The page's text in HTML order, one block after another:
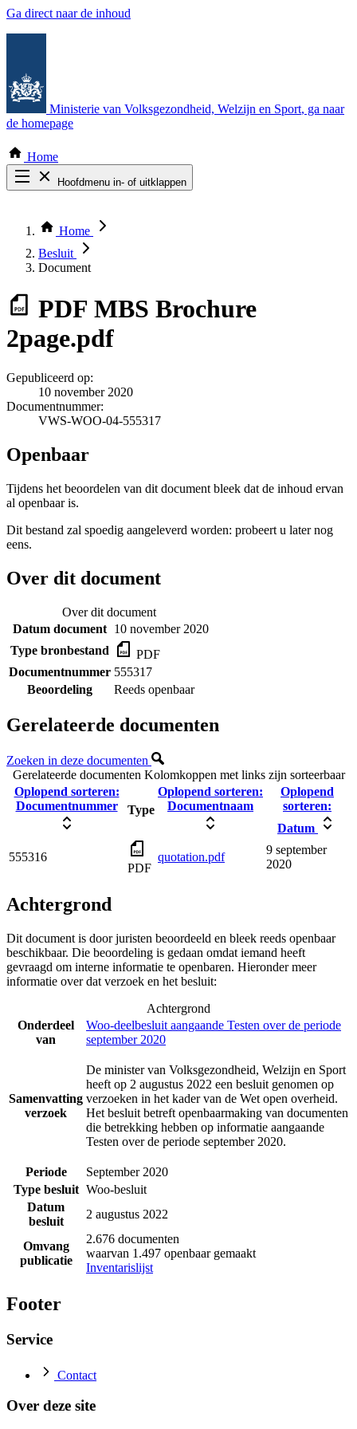
Ga direct naar de inhoud
Ministerie van Volksgezondheid, Welzijn en Sport, ga naar
de homepage
Home
Hoofdmenu in- of uitklappen
Thema COVID-19
Bekijk per bestuursorgaan
Home
Besluit
Document
PDF MBS Brochure
2page.pdf
Gepubliceerd op:
10 november 2020
Documentnummer:
VWS-WOO-04-555317
Openbaar
Tijdens het beoordelen van dit document bleek dat de inhoud ervan
al openbaar is.
Dit bestand zal spoedig aangeleverd worden: probeert u later nog
eens.
Over dit document
Over dit document
Datum document 10 november 2020
Type bronbestand
PDF
Documentnummer 555317
Beoordeling
Reeds openbaar
Gerelateerde documenten
Zoeken in deze documenten
Gerelateerde documenten Kolomkoppen met links zijn sorteerbaar
Oplopend sorteren:
Documentnummer
Type
Oplopend sorteren:
Documentnaam
Oplopend
sorteren:
Datum
555316
PDF
quotation.pdf
9 september
2020
Achtergrond
Dit document is door juristen beoordeeld en bleek reeds openbaar
beschikbaar. Die beoordeling is gedaan omdat iemand heeft
gevraagd om interne informatie te openbaren. Hieronder meer
informatie over dat verzoek en het besluit:
Achtergrond
Onderdeel
van
Woo-deelbesluit aangaande Testen over de periode
september 2020
Samenvatting
verzoek
De minister van Volksgezondheid, Welzijn en Sport
heeft op 2 augustus 2022 een besluit genomen op
verzoeken in het kader van de Wet open overheid.
Het besluit betreft openbaarmaking van documenten
die betrekking hebben op informatie aangaande
Testen over de periode september 2020.
Periode
September 2020
Type besluit Woo-besluit
Datum
besluit
2 augustus 2022
Omvang
publicatie
2.676 documenten
waarvan 1.497 openbaar gemaakt
Inventarislijst
Footer
Service
Contact
Over deze site